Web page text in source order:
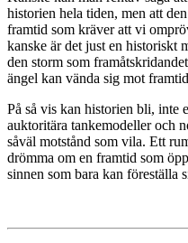
historien hela tiden, men att
framtid som kräver att vi
kanske är det just en historiskt
den storm som
ängel kan vända sig mot
På så vis kan historien bli, inte
auktoritära tankemodeller och
såväl motstånd som vila. Ett
drömma om en framtid som
sinnen som bara kan föreställa